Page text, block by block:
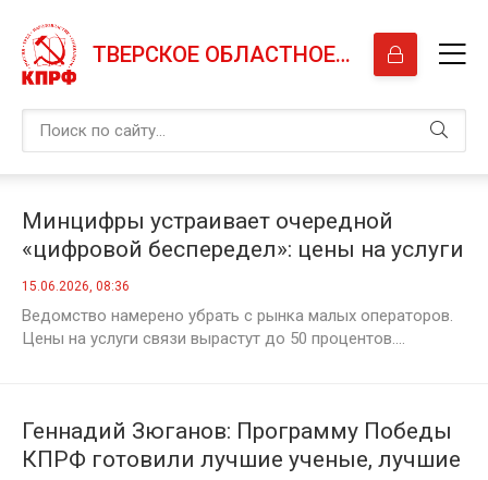
ТВЕРСКОЕ ОБЛАСТНОЕ ОТДЕЛЕНИЕ КПРФ
Минцифры устраивает очередной
«цифровой беспередел»: цены на услуги
связи вырастут до 50 процентов
15.06.2026, 08:36
Ведомство намерено убрать с рынка малых операторов.
Цены на услуги связи вырастут до 50 процентов....
Геннадий Зюганов: Программу Победы
КПРФ готовили лучшие ученые, лучшие